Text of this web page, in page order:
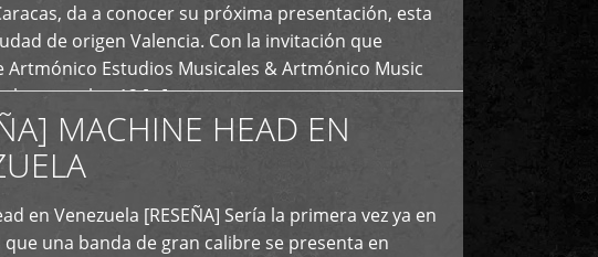
da a conocer su próxima presentación, esta
de origen Valencia. Con la invitación que
Artmónico Estudios Musicales & Artmónico Music
cumplen 12 […]
MACHINE HEAD EN
en Venezuela [RESEÑA] Sería la primera vez ya en
una banda de gran calibre se presenta en